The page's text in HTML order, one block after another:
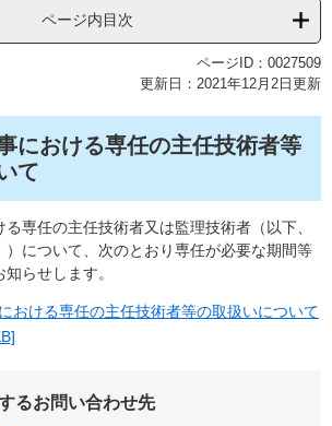
ページ内目次
ページID：0027509
更新日：2021年12月2日更新
における専任の主任技術者等
て
専任の主任技術者又は監理技術者（以下、
）について、次のとおり専任が必要な期間等
らせします。
おける専任の主任技術者等の取扱いについて
るお問い合わせ先